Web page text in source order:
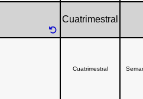
Cuatrimestral
Cuatrimestral